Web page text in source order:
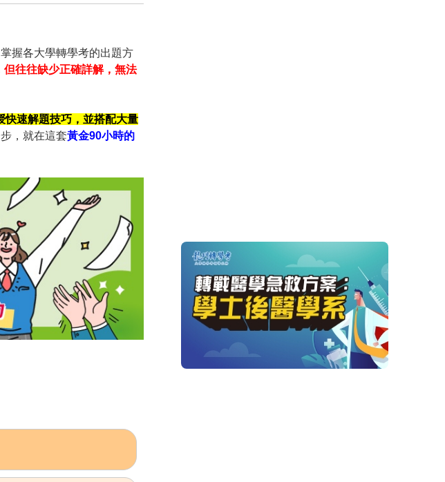
握各大學轉學考的出題方
往往缺少正確詳解，無法
快速解題技巧，並搭配大量
，就在這套黃金90小時的